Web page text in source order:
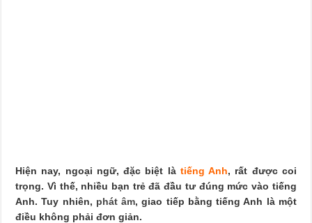
Hiện nay, ngoại ngữ, đặc biệt là tiếng Anh, rất được coi
trọng. Vì thế, nhiều bạn trẻ đã đầu tư đúng mức vào tiếng
Anh. Tuy nhiên, phát âm, giao tiếp bằng tiếng Anh là một
điều không phải đơn giản.